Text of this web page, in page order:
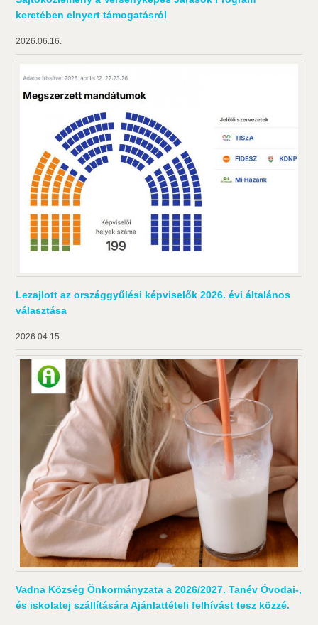
keretében elnyert támogatásról
2026.06.16.
Lezajlott az országgyűlési képviselők 2026. évi általános
választása
2026.04.15.
Vadna Község Önkormányzata a 2026/2027. Tanév Óvodai-,
és iskolatej szállítására Ajánlattételi felhívást tesz közzé.